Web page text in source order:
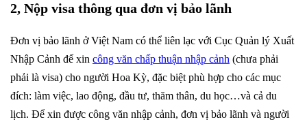
2, Nộp visa thông qua đơn vị bảo lãnh
Đơn vị bảo lãnh ở Việt Nam có thể liên lạc với Cục Quản lý Xuất
Nhập Cảnh để xin công văn chấp thuận nhập cảnh (chưa phải
phải là visa) cho người Hoa Kỳ, đặc biệt phù hợp cho các mục
đích: làm việc, lao động, đầu tư, thăm thân, du học…và cả du
lịch. Để xin được công văn nhập cảnh, đơn vị bảo lãnh và người